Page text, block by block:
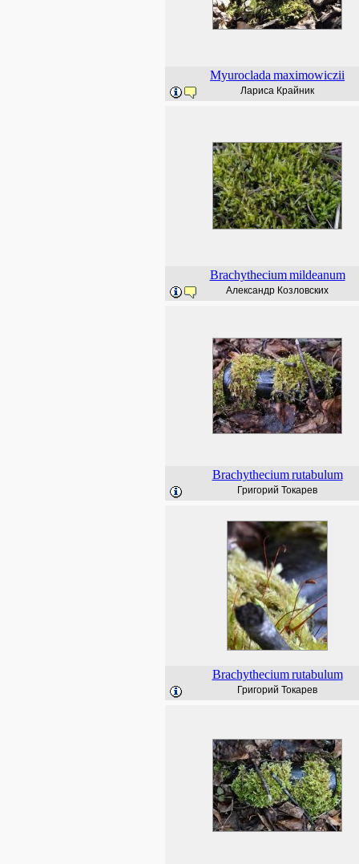
Myuroclada maximowiczii
Лариса Крайник
Brachythecium mildeanum
Александр Козловских
Brachythecium rutabulum
Григорий Токарев
Brachythecium rutabulum
Григорий Токарев